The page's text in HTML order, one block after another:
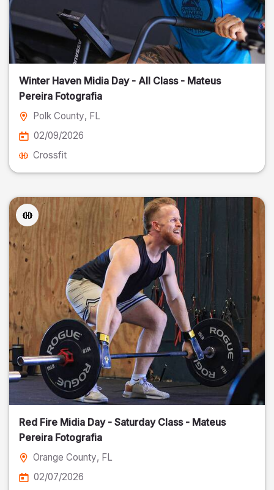
Winter Haven Midia Day - All Class - Mateus
Pereira Fotografia
Polk County, FL
02/09/2026
Crossfit
Red Fire Midia Day - Saturday Class - Mateus
Pereira Fotografia
Orange County, FL
02/07/2026